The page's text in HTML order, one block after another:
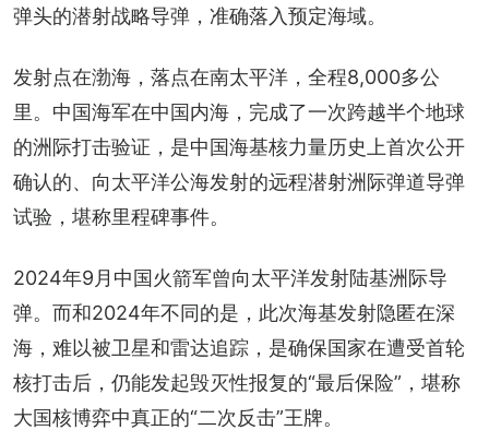
弹头的潜射战略导弹，准确落入预定海域。
发射点在渤海，落点在南太平洋，全程8,000多公
里。中国海军在中国内海，完成了一次跨越半个地球
的洲际打击验证，是中国海基核力量历史上首次公开
确认的、向太平洋公海发射的远程潜射洲际弹道导弹
试验，堪称里程碑事件。
2024年9月中国火箭军曾向太平洋发射陆基洲际导
弹。而和2024年不同的是，此次海基发射隐匿在深
海，难以被卫星和雷达追踪，是确保国家在遭受首轮
核打击后，仍能发起毁灭性报复的“最后保险”，堪称
大国核博弈中真正的“二次反击”王牌。